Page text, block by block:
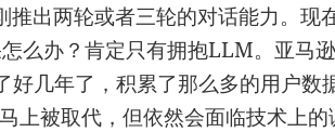
出两轮或者三轮的对话能力。现
么办？肯定只有拥抱LLM。亚马
几年了，积累了那么多的用户数
上被取代，但依然会面临技术上的